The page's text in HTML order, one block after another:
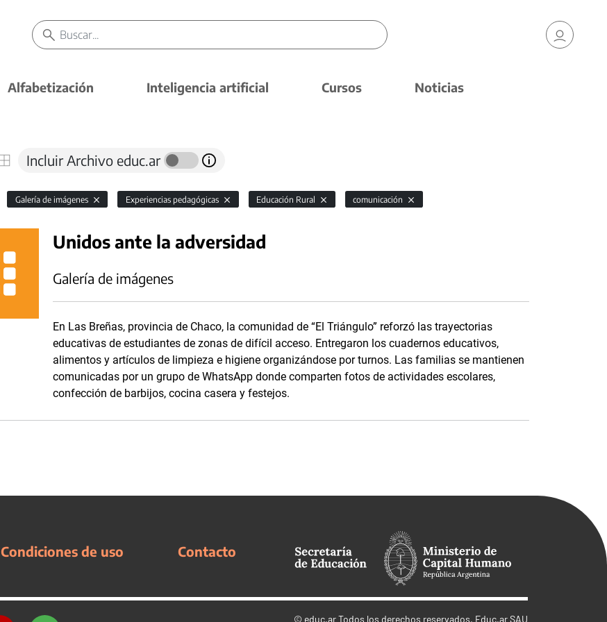
Alfabetización Inteligencia artificial Cursos Noticias
Incluir Archivo educ.ar
Galería de imágenes Experiencias pedagógicas Educación Rural comunicación
Unidos ante la adversidad
Galería de imágenes
En Las Breñas, provincia de Chaco, la comunidad de “El Triángulo” reforzó las trayectorias
educativas de estudiantes de zonas de difícil acceso. Entregaron los cuadernos educativos,
alimentos y artículos de limpieza e higiene organizándose por turnos. Las familias se mantienen
comunicadas por un grupo de WhatsApp donde comparten fotos de actividades escolares,
confección de barbijos, cocina casera y festejos.
Condiciones de uso Contacto
© educ.arTodos los derechos reservados. Educ.ar SAU